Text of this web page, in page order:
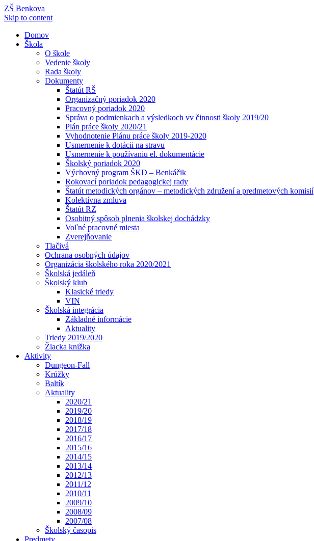
ZŠ Benkova
Skip to content
Domov
Škola
O škole
Vedenie školy
Rada školy
Dokumenty
Štatút RŠ
Organizačný poriadok 2020
Pracovný poriadok 2020
Správa o podmienkach a výsledkoch vv činnosti školy 2019/20
Plán práce školy 2020/21
Vyhodnotenie Plánu práce školy 2019-2020
Usmernenie k dotácii na stravu
Usmernenie k používaniu el. dokumentácie
Školský poriadok 2020
Výchovný program ŠKD – Benkáčik
Rokovací poriadok pedagogickej rady
Štatút metodických orgánov – metodických združení a predmetových komisií
Kolektívna zmluva
Štatút RZ
Osobitný spôsob plnenia školskej dochádzky
Voľné pracovné miesta
Zverejňovanie
Tlačivá
Ochrana osobných údajov
Organizácia školského roka 2020/2021
Školská jedáleň
Školský klub
Klasické triedy
VIN
Školská integrácia
Základné informácie
Aktuality
Triedy 2019/2020
Žiacka knižka
Aktivity
Dungeon-Fall
Krúžky
Baltík
Aktuality
2020/21
2019/20
2018/19
2017/18
2016/17
2015/16
2014/15
2013/14
2012/13
2011/12
2010/11
2009/10
2008/09
2007/08
Školský časopis
Predmety